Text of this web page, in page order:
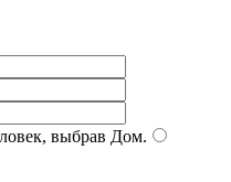
выбрав Дом.